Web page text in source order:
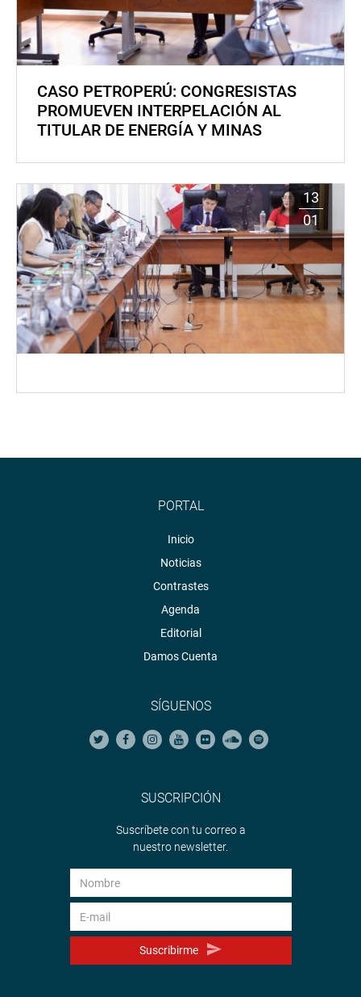
CASO PETROPERÚ: CONGRESISTAS
PROMUEVEN INTERPELACIÓN AL
TITULAR DE ENERGÍA Y MINAS
13
01
PORTAL
Inicio
Noticias
Contrastes
Agenda
Editorial
Damos Cuenta
SÍGUENOS
SUSCRIPCIÓN
Suscríbete con tu correo a
nuestro newsletter.
Suscribirme